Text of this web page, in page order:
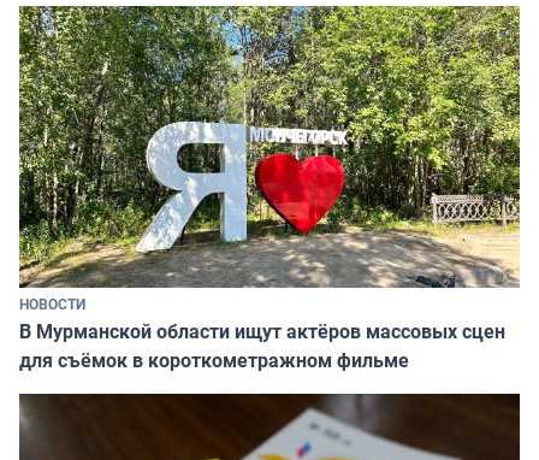
НОВОСТИ
В Мурманской области ищут актёров массовых сцен
для съёмок в короткометражном фильме